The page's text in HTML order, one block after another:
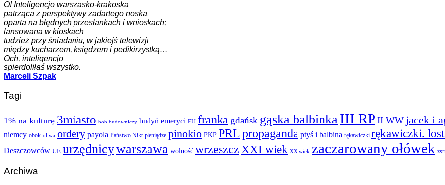
O! Inteligencjo warszasko-krakoska
patrząca z perspektywy zadartego noska,
oparta na błędnych przesłankach i wnioskach;
lansowana w kioskach
tudzież przy śniadaniu, w jakiejś telewizji
między kucharzem, księdzem i pedikirzystką…
Och, inteligencjo
spierdoliłaś wszystko.
Marceli Szpak
Tagi
1% na kulturę 3miasto bob budowniczy budyń emeryci EU franka gdańsk gąska balbinka III RP II WWjacek i
niemcy obok oliwa ordery payola Państwo Nikt pieniądze pinokio PKP PRLpropaganda ptyś i balbina rękawiczki rękawiczki.
Deszczowców UE urzędnicywarszawa wolność wrzeszcz XXI wiek XX wiek zaczarowany ołówek
Archiwa